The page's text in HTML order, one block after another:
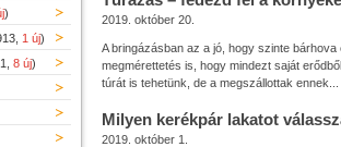
)
1 új)
8 új)
2019. október 20.
A bringázásban az a jó, hogy szinte
megmérettetés is, hogy mindezt saját
túrát is tehetünk, de a megszállottak ennek...
Milyen kerékpár lakatot
2019. október 1.